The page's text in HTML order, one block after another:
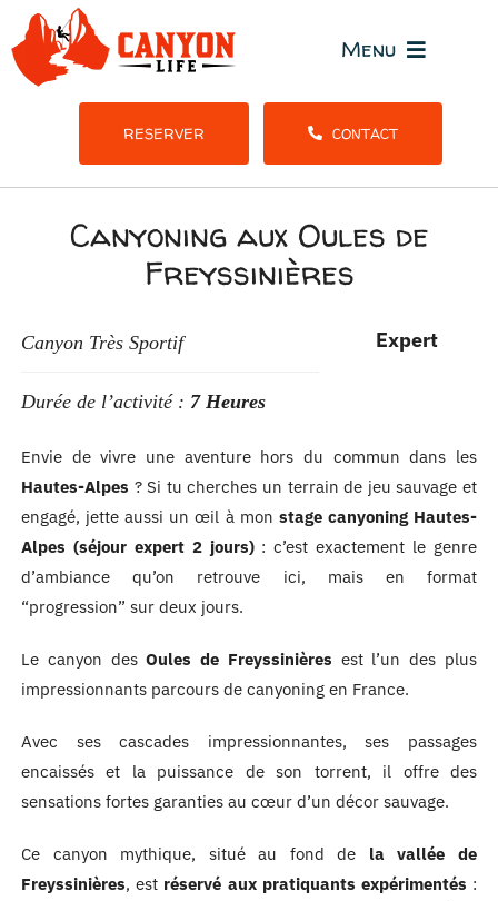
Passer
au
contenu
Menu
Stages et
RESERVER CONTACT
Canyoning aux Oules de
Freyssinières
Canyon Très Sportif Expert
Durée de l’activité : 7 Heures
Envie de vivre une aventure hors du commun dans les
Hautes-Alpes ? Si tu cherches un terrain de jeu sauvage et
engagé, jette aussi un œil à mon stage canyoning Hautes-
Alpes (séjour expert 2 jours): c’est exactement le genre
d’ambiance qu’on retrouve ici, mais en format
“progression” sur deux jours.
Le canyon desOules de Freyssinières est l’un des plus
impressionnants parcours de canyoning en France.
Avec ses cascades impressionnantes, ses passages
encaissés et la puissance de son torrent, il offre des
sensations fortes garanties au cœur d’un décor sauvage.
Ce canyon mythique, situé au fond de la vallée de
Freyssinières, est réservé aux pratiquants expérimentés :